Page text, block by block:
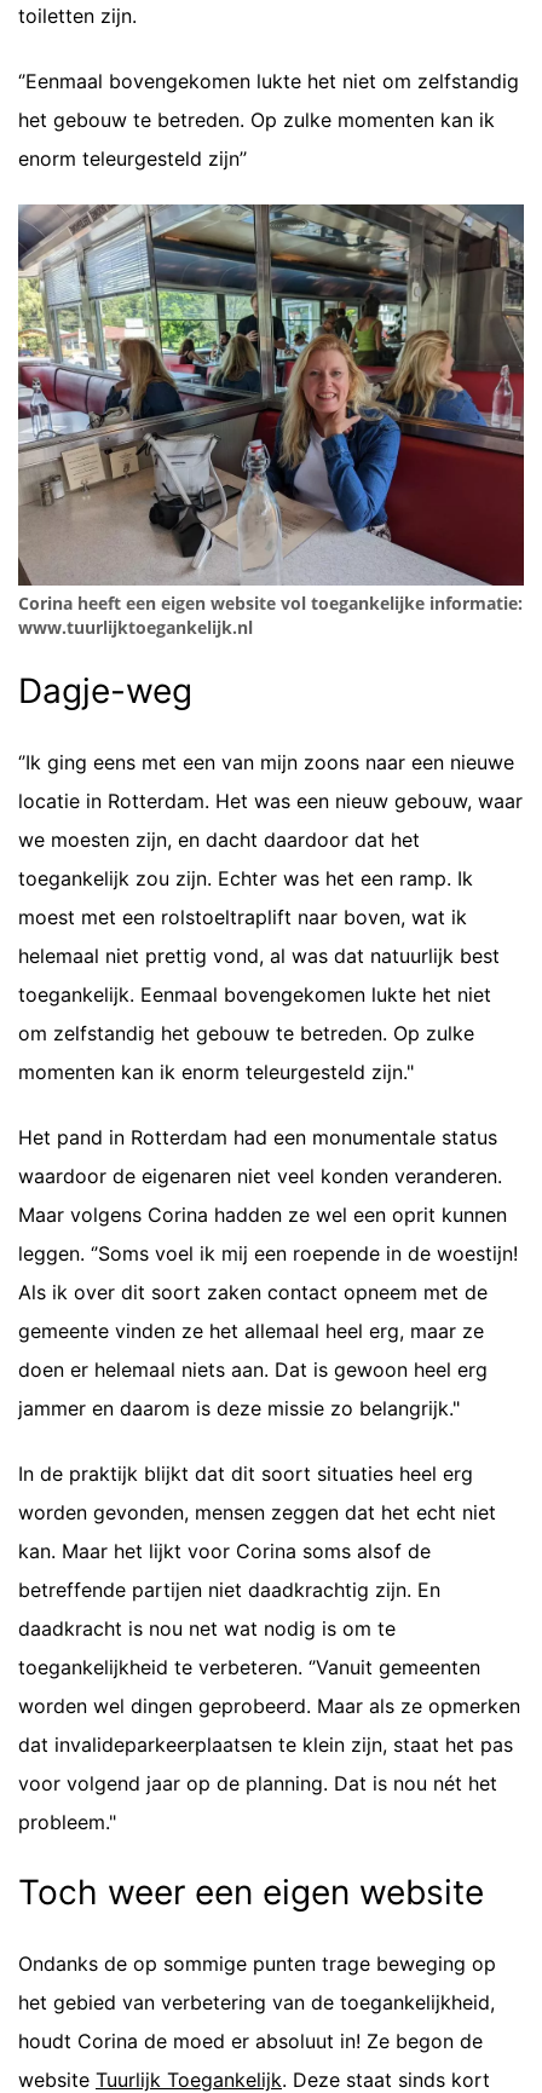
toiletten zijn.
‘’Eenmaal bovengekomen lukte het niet om zelfstandig
het gebouw te betreden. Op zulke momenten kan ik
enorm teleurgesteld zijn’’
Corina heeft een eigen website vol toegankelijke informatie:
www.tuurlijktoegankelijk.nl
Dagje-weg
‘’Ik ging eens met een van mijn zoons naar een nieuwe
locatie in Rotterdam. Het was een nieuw gebouw, waar
we moesten zijn, en dacht daardoor dat het
toegankelijk zou zijn. Echter was het een ramp. Ik
moest met een rolstoeltraplift naar boven, wat ik
helemaal niet prettig vond, al was dat natuurlijk best
toegankelijk. Eenmaal bovengekomen lukte het niet
om zelfstandig het gebouw te betreden. Op zulke
momenten kan ik enorm teleurgesteld zijn."
Het pand in Rotterdam had een monumentale status
waardoor de eigenaren niet veel konden veranderen.
Maar volgens Corina hadden ze wel een oprit kunnen
leggen. ‘’Soms voel ik mij een roepende in de woestijn!
Als ik over dit soort zaken contact opneem met de
gemeente vinden ze het allemaal heel erg, maar ze
doen er helemaal niets aan. Dat is gewoon heel erg
jammer en daarom is deze missie zo belangrijk."
In de praktijk blijkt dat dit soort situaties heel erg
worden gevonden, mensen zeggen dat het echt niet
kan. Maar het lijkt voor Corina soms alsof de
betreffende partijen niet daadkrachtig zijn. En
daadkracht is nou net wat nodig is om te
toegankelijkheid te verbeteren. ‘’Vanuit gemeenten
worden wel dingen geprobeerd. Maar als ze opmerken
dat invalideparkeerplaatsen te klein zijn, staat het pas
voor volgend jaar op de planning. Dat is nou nét het
probleem."
Toch weer een eigen website
Ondanks de op sommige punten trage beweging op
het gebied van verbetering van de toegankelijkheid,
houdt Corina de moed er absoluut in! Ze begon de
website Tuurlijk Toegankelijk. Deze staat sinds kort